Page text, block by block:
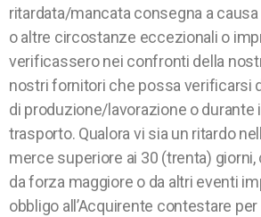
ritardata/mancata consegna a
o altre circostanze eccezionali o
verificassero nei confronti della
nostri fornitori che possa verificarsi
di produzione/lavorazione o durante
trasporto. Qualora vi sia un ritardo
merce superiore ai 30 (trenta)
da forza maggiore o da altri eventi
obbligo all’Acquirente contestare